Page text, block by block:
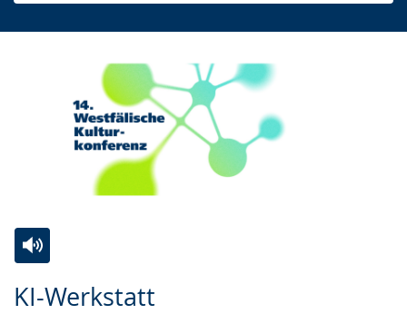
KI-Werkstatt
Leichten
Audio-
Video